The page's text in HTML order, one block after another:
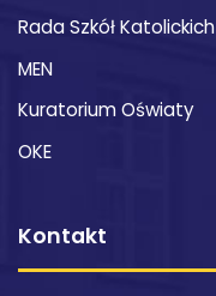
Rada Szkół Katolickich
MEN
Kuratorium Oświaty
OKE
Kontakt